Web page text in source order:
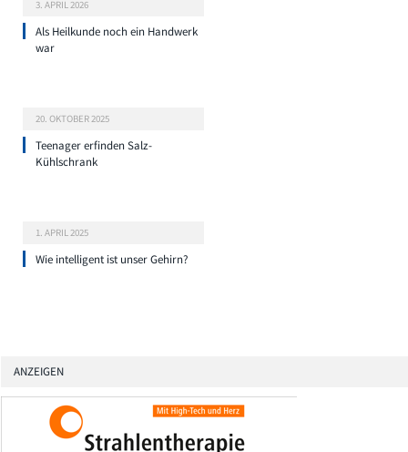
3. APRIL 2026
Als Heilkunde noch ein Handwerk
war
20. OKTOBER 2025
Teenager erfinden Salz-
Kühlschrank
1. APRIL 2025
Wie intelligent ist unser Gehirn?
ANZEIGEN